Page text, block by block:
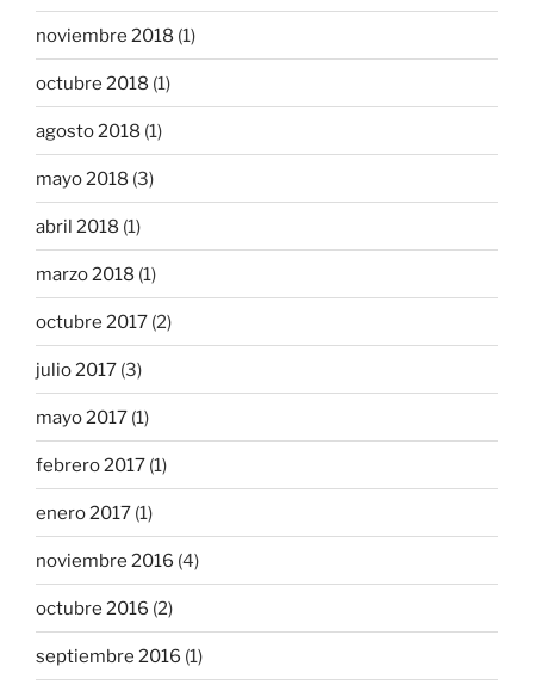
noviembre 2018 (1)
octubre 2018 (1)
agosto 2018 (1)
mayo 2018 (3)
abril 2018 (1)
marzo 2018 (1)
octubre 2017 (2)
julio 2017 (3)
mayo 2017 (1)
febrero 2017 (1)
enero 2017 (1)
noviembre 2016 (4)
octubre 2016 (2)
septiembre 2016 (1)